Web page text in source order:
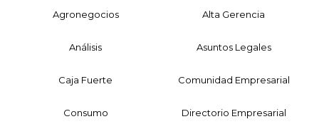
Agronegocios Alta Gerencia
Análisis Asuntos Legales
Caja Fuerte Comunidad Empresarial
Consumo Directorio Empresarial